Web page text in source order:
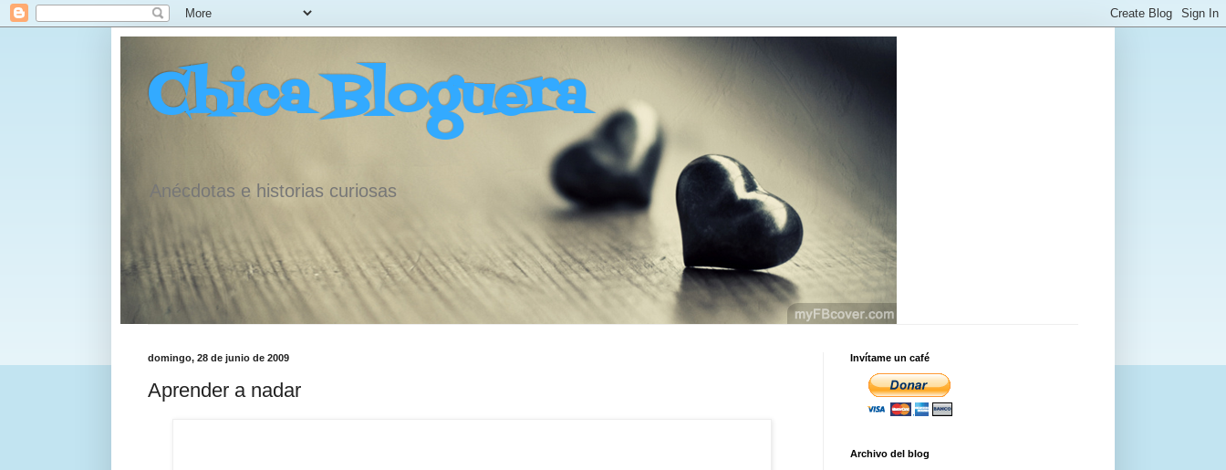
Chica Bloguera
Anécdotas e historias curiosas
domingo, 28 de junio de 2009
Aprender a nadar
Invítame un café
Archivo del blog